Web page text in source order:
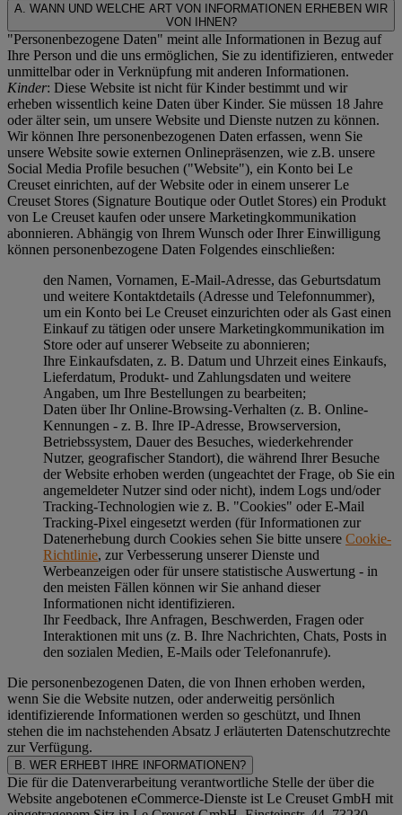
A. WANN UND WELCHE ART VON INFORMATIONEN ERHEBEN WIR
VON IHNEN?
"Personenbezogene Daten" meint alle Informationen in Bezug auf
Ihre Person und die uns ermöglichen, Sie zu identifizieren, entweder
unmittelbar oder in Verknüpfung mit anderen Informationen.
Kinder: Diese Website ist nicht für Kinder bestimmt und wir
erheben wissentlich keine Daten über Kinder. Sie müssen 18 Jahre
oder älter sein, um unsere Website und Dienste nutzen zu können.
Wir können Ihre personenbezogenen Daten erfassen, wenn Sie
unsere Website sowie externen Onlinepräsenzen, wie z.B. unsere
Social Media Profile besuchen ("Website"), ein Konto bei Le
Creuset einrichten, auf der Website oder in einem unserer Le
Creuset Stores (Signature Boutique oder Outlet Stores) ein Produkt
von Le Creuset kaufen oder unsere Marketingkommunikation
abonnieren. Abhängig von Ihrem Wunsch oder Ihrer Einwilligung
können personenbezogene Daten Folgendes einschließen:
den Namen, Vornamen, E-Mail-Adresse, das Geburtsdatum
und weitere Kontaktdetails (Adresse und Telefonnummer),
um ein Konto bei Le Creuset einzurichten oder als Gast einen
Einkauf zu tätigen oder unsere Marketingkommunikation im
Store oder auf unserer Webseite zu abonnieren;
Ihre Einkaufsdaten, z. B. Datum und Uhrzeit eines Einkaufs,
Lieferdatum, Produkt- und Zahlungsdaten und weitere
Angaben, um Ihre Bestellungen zu bearbeiten;
Daten über Ihr Online-Browsing-Verhalten (z. B. Online-
Kennungen - z. B. Ihre IP-Adresse, Browserversion,
Betriebssystem, Dauer des Besuches, wiederkehrender
Nutzer, geografischer Standort), die während Ihrer Besuche
der Website erhoben werden (ungeachtet der Frage, ob Sie ein
angemeldeter Nutzer sind oder nicht), indem Logs und/oder
Tracking-Technologien wie z. B. "Cookies" oder E-Mail
Tracking-Pixel eingesetzt werden (für Informationen zur
Datenerhebung durch Cookies sehen Sie bitte unsere Cookie-
Richtlinie, zur Verbesserung unserer Dienste und
Werbeanzeigen oder für unsere statistische Auswertung - in
den meisten Fällen können wir Sie anhand dieser
Informationen nicht identifizieren.
Ihr Feedback, Ihre Anfragen, Beschwerden, Fragen oder
Interaktionen mit uns (z. B. Ihre Nachrichten, Chats, Posts in
den sozialen Medien, E-Mails oder Telefonanrufe).
Die personenbezogenen Daten, die von Ihnen erhoben werden,
wenn Sie die Website nutzen, oder anderweitig persönlich
identifizierende Informationen werden so geschützt, und Ihnen
stehen die im nachstehenden Absatz J erläuterten Datenschutzrechte
zur Verfügung.
B. WER ERHEBT IHRE INFORMATIONEN?
Die für die Datenverarbeitung verantwortliche Stelle der über die
Website angebotenen eCommerce-Dienste ist Le Creuset GmbH mit